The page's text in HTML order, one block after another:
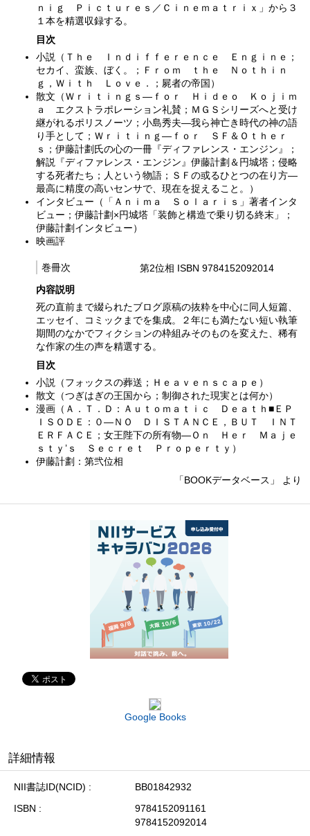
ｎｉｇ Ｐｉｃｔｕｒｅｓ／Ｃｉｎｅｍａｔｒｉｘ」から３
１本を精選収録する。
目次
小説（Ｔｈｅ Ｉｎｄｉｆｆｅｒｅｎｃｅ Ｅｎｇｉｎｅ；
セカイ、蛮族、ぼく。；Ｆｒｏｍ ｔｈｅ Ｎｏｔｈｉｎ
ｇ，Ｗｉｔｈ Ｌｏｖｅ．；屍者の帝国）
散文（Ｗｒｉｔｉｎｇｓ—ｆｏｒ Ｈｉｄｅｏ Ｋｏｊｉｍ
ａ エクストラポレーション礼賛；ＭＧＳシリーズへと受け
継がれるポリスノーツ；小島秀夫—我ら神亡き時代の神の語
り手として；Ｗｒｉｔｉｎｇ—ｆｏｒ ＳＦ＆Ｏｔｈｅｒ
ｓ；伊藤計劃氏の心の一冊『ディファレンス・エンジン』；
解説『ディファレンス・エンジン』伊藤計劃＆円城塔；侵略
する死者たち；人という物語；ＳＦの或るひとつの在り方—
最高に精度の高いセンサで、現在を捉えること。）
インタビュー（「Ａｎｉｍａ Ｓｏｌａｒｉｓ」著者インタ
ビュー；伊藤計劃×円城塔「装飾と構造で乗り切る終末」；
伊藤計劃インタビュー）
映画評
巻冊次
第2位相 ISBN 9784152092014
内容説明
死の直前まで綴られたブログ原稿の抜粋を中心に同人短篇、
エッセイ、コミックまでを集成。２年にも満たない短い執筆
期間のなかでフィクションの枠組みそのものを変えた、稀有
な作家の生の声を精選する。
目次
小説（フォックスの葬送；Ｈｅａｖｅｎｓｃａｐｅ）
散文（つぎはぎの王国から；制御された現実とは何か）
漫画（Ａ．Ｔ．Ｄ：Ａｕｔｏｍａｔｉｃ Ｄｅａｔｈ■ＥＰ
ＩＳＯＤＥ：０—ＮＯ ＤＩＳＴＡＮＣＥ，ＢＵＴ ＩＮＴ
ＥＲＦＡＣＥ；女王陛下の所有物—Ｏｎ Ｈｅｒ Ｍａｊｅ
ｓｔｙ’ｓ Ｓｅｃｒｅｔ Ｐｒｏｐｅｒｔｙ）
伊藤計劃：第弐位相
「BOOKデータベース」 より
Google Books
詳細情報
NII書誌ID(NCID)
BB01842932
ISBN
9784152091161
9784152092014